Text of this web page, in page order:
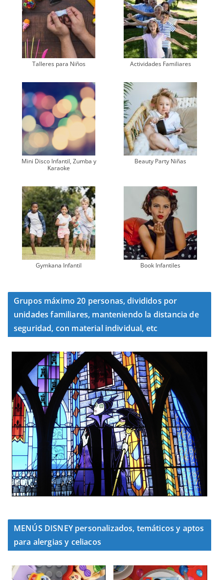
Talleres para Niños Actividades Familiares
Mini Disco Infantil, Zumba y
Karaoke
Beauty Party Niñas
Gymkana Infantil Book Infantiles
Grupos máximo 20 personas, divididos por
unidades familiares, manteniendo la distancia de
seguridad, con material individual, etc
MENÚS DISNEY personalizados, temáticos y aptos
para alergias y celiacos